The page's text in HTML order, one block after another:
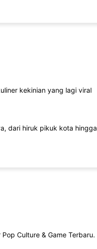
kekinian yang lagi viral
dari hiruk pikuk kota hingga
Culture & Game Terbaru.